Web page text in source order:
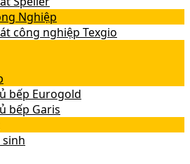
Nghiệp
công nghiệp Texgio
bếp Eurogold
bếp Garis
sinh